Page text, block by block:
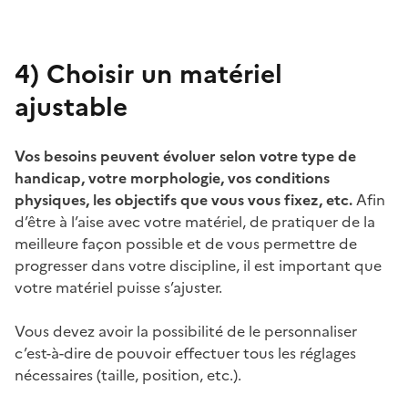
4) Choisir un matériel
ajustable
Vos besoins peuvent évoluer selon votre type de
handicap, votre morphologie, vos conditions
physiques, les objectifs que vous vous fixez, etc.Afin
d’être à l’aise avec votre matériel, de pratiquer de la
meilleure façon possible et de vous permettre de
progresser dans votre discipline, il est important que
votre matériel puisse s’ajuster.
Vous devez avoir la possibilité de le personnaliser
c’est-à-dire de pouvoir effectuer tous les réglages
nécessaires (taille, position, etc.).